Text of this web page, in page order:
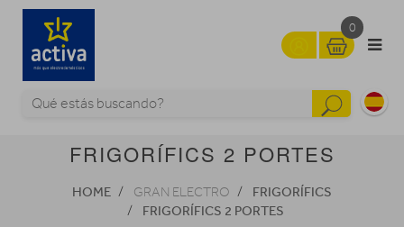
0
FRIGORÍFICS 2 PORTES
HOME GRAN ELECTRO
FRIGORÍFICS
FRIGORÍFICS 2 PORTES